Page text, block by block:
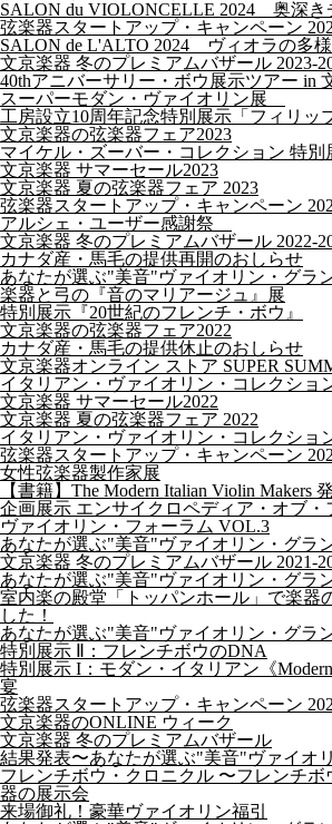
SALON du VIOLONCELLE 2024 奥深き
弦楽器スタートアップ・キャンペーン
SALON de L'ALTO 2024 ヴィオラの多
文京楽器 冬のプレミアムバザール 2023-
40thアニバーサリー・ボウ展示ツアー in
スーパーモダン・ヴァイオリン展
工房設立10周年記念特別展示「フィリッ
文京楽器の弦楽器フェア2023
マイケル・ズーバー・コレクション 特別
文京楽器 サマーセール2023
文京楽器 夏の弦楽器フェア 2023
弦楽器スタートアップ・キャンペーン
アルシェ・ユーザー感謝祭
文京楽器 冬のプレミアムバザール 2022-
カナダ産・馬毛の提供再開のおしらせ
あなたが選ぶ"美音"ヴァイオリン・グラ
楽器と弓の『音のマリアージュ』展
特別展示『20世紀のフレンチ・ボウ』
文京楽器の弦楽器フェア2022
カナダ産・馬毛の提供休止のおしらせ
文京楽器オンライン ストア SUPER
イタリアン・ヴァイオリン・コレクショ
文京楽器 サマーセール2022
文京楽器 夏の弦楽器フェア 2022
イタリアン・ヴァイオリン・コレクショ
弦楽器スタートアップ・キャンペーン
女性弦楽器製作家展
【書籍】The Modern Italian Violin Makers
企画展示 エンサイクロペディア・オブ・
ヴァイオリン・フォーラム VOL.3
あなたが選ぶ"美音"ヴァイオリン・グラ
文京楽器 冬のプレミアムバザール 2021-
あなたが選ぶ"美音"ヴァイオリン・グラ
室内楽の殿堂「トッパンホール」で楽器
した！
あなたが選ぶ"美音"ヴァイオリン・グラ
特別展示 Ⅱ：フレンチボウのDNA
特別展示 I：モダン・イタリアン《
宴
弦楽器スタートアップ・キャンペーン
文京楽器のONLINE ウィーク
文京楽器 冬のプレミアムバザール
結果発表〜あなたが選ぶ"美音"ヴァイオ
フレンチボウ・クロニクル 〜フレンチボ
器の展示会
来場御礼！豪華ヴァイオリン福引